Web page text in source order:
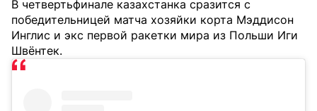
В четвертьфинале казахстанка сразится с
победительницей матча хозяйки корта Мэддисон
Инглис и экс первой ракетки мира из Польши Иги
Швёнтек.